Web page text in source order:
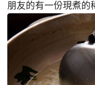
朋友的有一份現煮的